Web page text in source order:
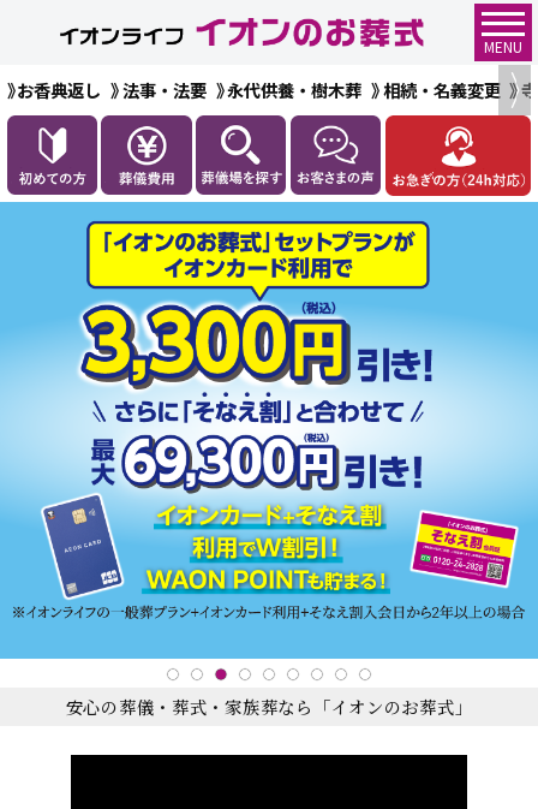
MENU
お香典返し 法事・法要 永代供養・樹木葬 相続・名義変更
安心の葬儀・葬式・家族葬なら「イオンのお葬式」